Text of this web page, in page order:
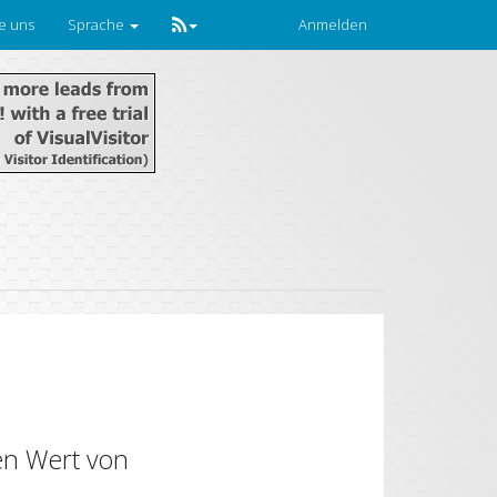
uns Sprache Anmelden
Wert von